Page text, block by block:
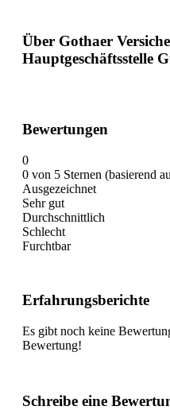
Über Gothaer
Hauptgeschäftsstelle
Bewertungen
0
0 von 5 Sternen (basierend
Ausgezeichnet
Sehr gut
Durchschnittlich
Schlecht
Furchtbar
Erfahrungsberichte
Es gibt noch keine
Bewertung!
Schreibe eine